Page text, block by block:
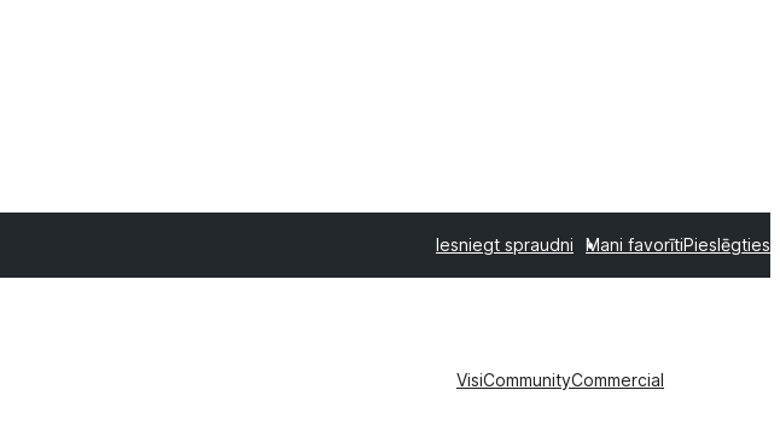
Iesniegt spraudni Mani favorītiPieslēgties
VisiCommunityCommercial